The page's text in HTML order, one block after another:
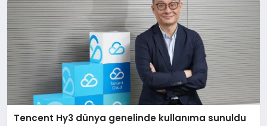
Tencent Hy3 dünya genelinde kullanıma sunuldu